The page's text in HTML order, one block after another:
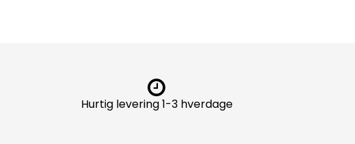
Hurtig levering 1-3 hverdage